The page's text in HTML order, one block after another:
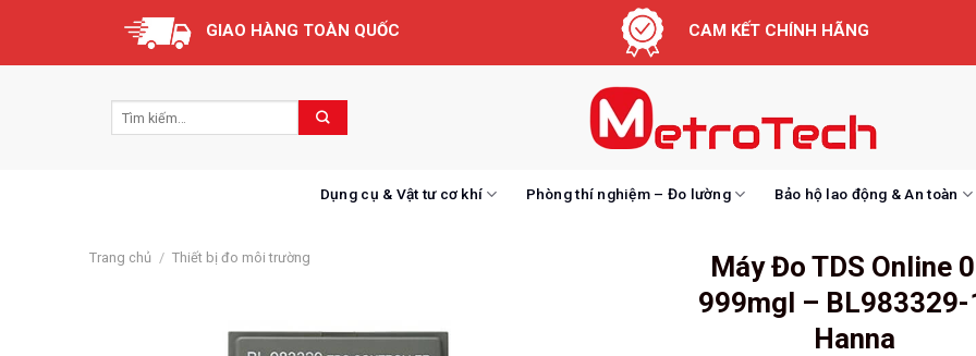
content
GIAO HÀNG TOÀN QUỐC CAM KẾT CHÍNH HÃNG
Dụng cụ & Vật tư cơ khí Phòng thí nghiệm – Đo lường Bảo hộ lao động & An toàn
Trang chủ / Thiết bị đo môi trường
Máy Đo TDS Online
999mgl –
Hanna